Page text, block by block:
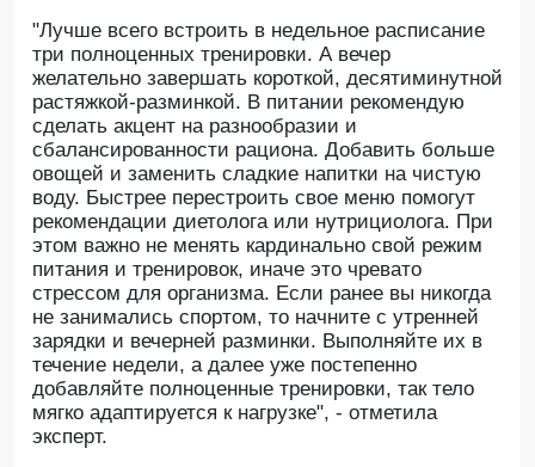
"Лучше всего встроить в недельное расписание
три полноценных тренировки. А вечер
желательно завершать короткой, десятиминутной
растяжкой-разминкой. В питании рекомендую
сделать акцент на разнообразии и
сбалансированности рациона. Добавить больше
овощей и заменить сладкие напитки на чистую
воду. Быстрее перестроить свое меню помогут
рекомендации диетолога или нутрициолога. При
этом важно не менять кардинально свой режим
питания и тренировок, иначе это чревато
стрессом для организма. Если ранее вы никогда
не занимались спортом, то начните с утренней
зарядки и вечерней разминки. Выполняйте их в
течение недели, а далее уже постепенно
добавляйте полноценные тренировки, так тело
мягко адаптируется к нагрузке", - отметила
эксперт.